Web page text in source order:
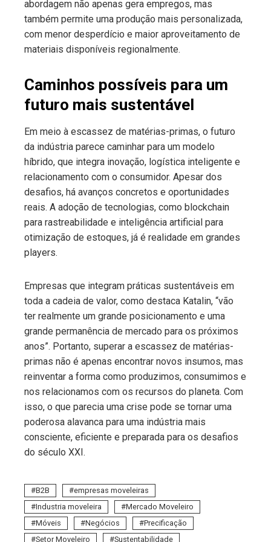
abordagem não apenas gera empregos, mas
também permite uma produção mais personalizada,
com menor desperdício e maior aproveitamento de
materiais disponíveis regionalmente.
Caminhos possíveis para um
futuro mais sustentável
Em meio à escassez de matérias-primas, o futuro
da indústria parece caminhar para um modelo
híbrido, que integra inovação, logística inteligente e
relacionamento com o consumidor. Apesar dos
desafios, há avanços concretos e oportunidades
reais. A adoção de tecnologias, como blockchain
para rastreabilidade e inteligência artificial para
otimização de estoques, já é realidade em grandes
players.
Empresas que integram práticas sustentáveis em
toda a cadeia de valor, como destaca Katalin, “vão
ter realmente um grande posicionamento e uma
grande permanência de mercado para os próximos
anos”. Portanto, superar a escassez de matérias-
primas não é apenas encontrar novos insumos, mas
reinventar a forma como produzimos, consumimos e
nos relacionamos com os recursos do planeta. Com
isso, o que parecia uma crise pode se tornar uma
poderosa alavanca para uma indústria mais
consciente, eficiente e preparada para os desafios
do século XXI.
B2B
empresas moveleiras
Industria moveleira
Mercado Moveleiro
Móveis
Negócios
Precificação
Setor Moveleiro
Sustentabilidade